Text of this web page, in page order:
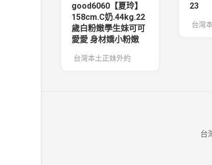
good6060【夏玲】
158cm.C奶.44kg.22
歲白粉嫩學生妹可可
愛愛 身材嬌小粉嫩
台灣本土正妹外約
23
台灣
台